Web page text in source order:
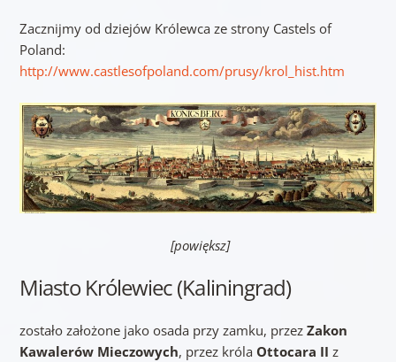
Zacznijmy od dziejów Królewca ze strony Castels of
Poland:
http://www.castlesofpoland.com/prusy/krol_hist.htm
[powiększ]
Miasto Królewiec (Kaliningrad)
zostało założone jako osada przy zamku, przez Zakon
Kawalerów Mieczowych, przez króla Ottocara II z